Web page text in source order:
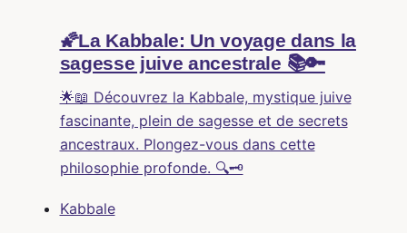
🌠La Kabbale: Un voyage dans la
sagesse juive ancestrale 📚🔑
🌟📖 Découvrez la Kabbale, mystique juive
fascinante, plein de sagesse et de secrets
ancestraux. Plongez-vous dans cette
philosophie profonde. 🔍🗝️
Kabbale